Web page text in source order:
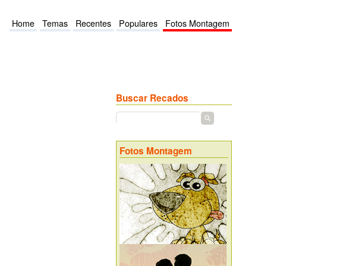
Home Temas Recentes Populares Fotos Montagem
Buscar Recados
Fotos Montagem